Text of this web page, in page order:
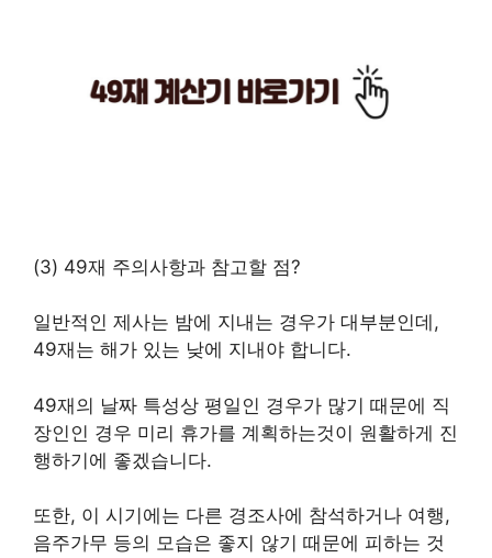
(3) 49재 주의사항과 참고할 점?
일반적인 제사는 밤에 지내는 경우가 대부분인데,
49재는 해가 있는 낮에 지내야 합니다.
49재의 날짜 특성상 평일인 경우가 많기 때문에 직
장인인 경우 미리 휴가를 계획하는것이 원활하게 진
행하기에 좋겠습니다.
또한, 이 시기에는 다른 경조사에 참석하거나 여행,
음주가무 등의 모습은 좋지 않기 때문에 피하는 것